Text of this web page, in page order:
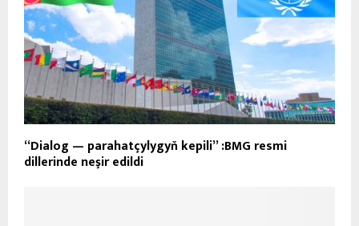
“Dialog — parahatçylygyň kepili” :BMG resmi
dillerinde neşir edildi